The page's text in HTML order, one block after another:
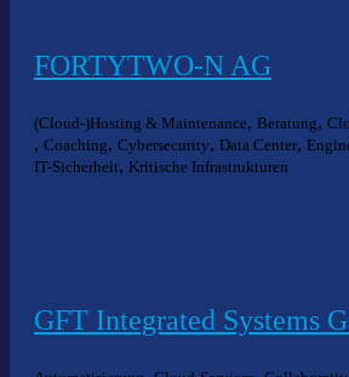
FORTYTWO-N AG
(Cloud-)Hosting & Maintenance, Beratung,
, Coaching, Cybersecurity, Data Center,
IT-Sicherheit, Kritische Infrastrukturen
GFT Integrated Systems